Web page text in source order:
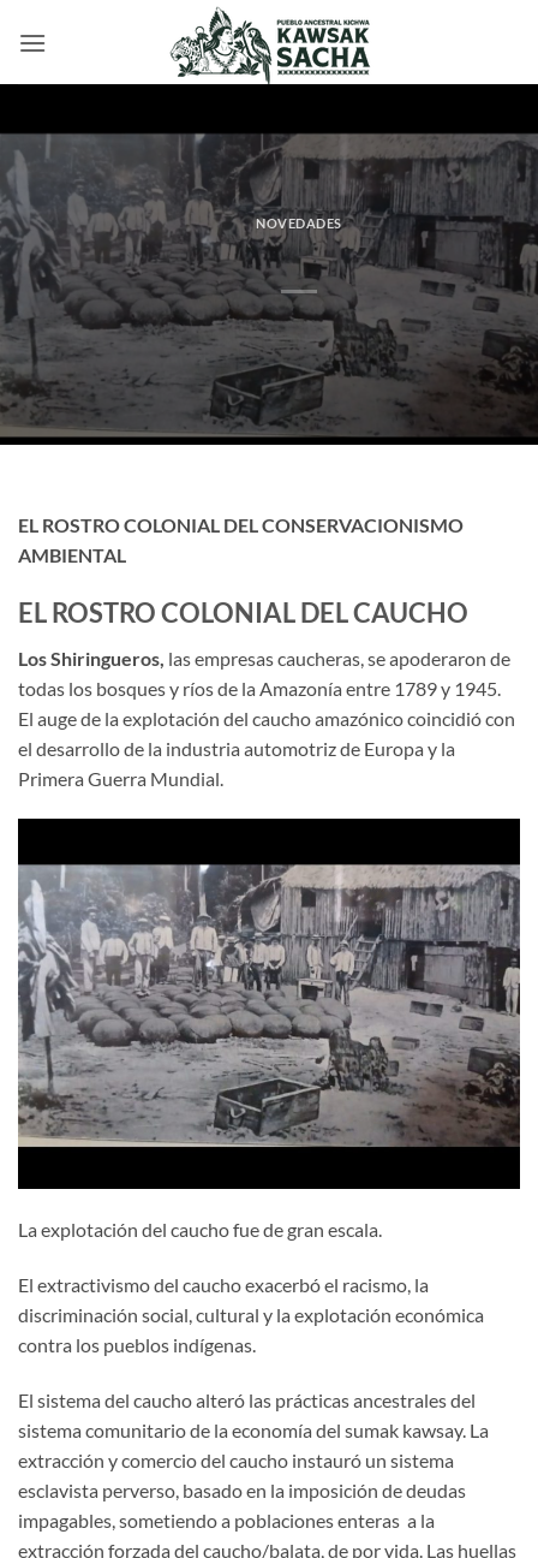
NOVEDADES
EL ROSTRO COLONIAL DEL CONSERVACIONISMO
AMBIENTAL
EL ROSTRO COLONIAL DEL CAUCHO
Los Shiringueros, las empresas caucheras, se apoderaron de
todas los bosques y ríos de la Amazonía entre 1789 y 1945.
El auge de la explotación del caucho amazónico coincidió con
el desarrollo de la industria automotriz de Europa y la
Primera Guerra Mundial.
La explotación del caucho fue de gran escala.
El extractivismo del caucho exacerbó el racismo, la
discriminación social, cultural y la explotación económica
contra los pueblos indígenas.
El sistema del caucho alteró las prácticas ancestrales del
sistema comunitario de la economía del sumak kawsay. La
extracción y comercio del caucho instauró un sistema
esclavista perverso, basado en la imposición de deudas
impagables, sometiendo a poblaciones enteras a la
extracción forzada del caucho/balata, de por vida. Las huellas